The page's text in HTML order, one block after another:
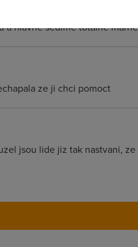
a hlavně sedíme totálně marně
ze ji chci pomoct
jsou lide jiz tak nastvani,